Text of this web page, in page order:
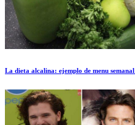
La dieta alcalina: ejemplo de menu